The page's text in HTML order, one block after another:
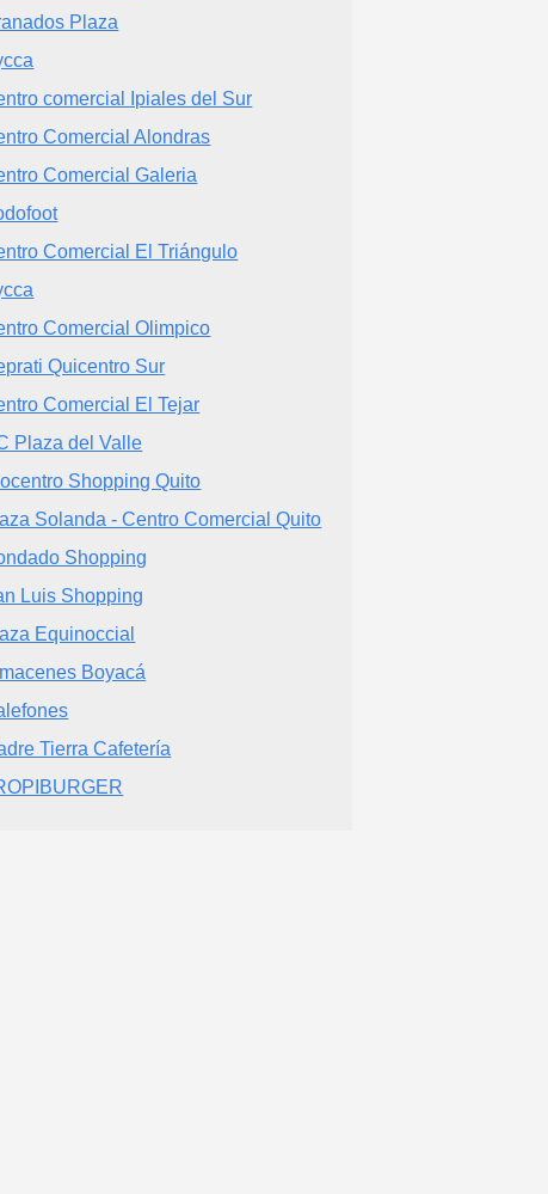
Plaza
comercial Ipiales del Sur
Comercial Alondras
Comercial Galeria
Comercial El Triángulo
Comercial Olimpico
Quicentro Sur
Comercial El Tejar
Plaza del Valle
Shopping Quito
Solanda - Centro Comercial Quito
Shopping
Luis Shopping
Equinoccial
Boyacá
Tierra Cafetería